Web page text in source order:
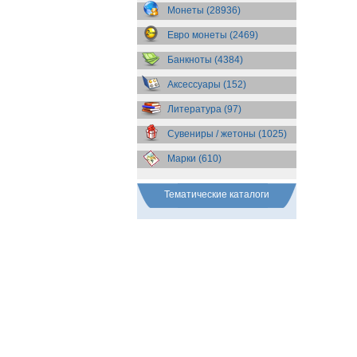
Бразилия(55)
Брит. Антарктические
территории(36)
Брит. Виргинские острова(47)
Брит. Восточная Африка
Брит. Западная Африка(25)
Брит. Ост-Индийская компания
(11)
Брит. территория в Индийском
океане(24)
Бруней(4)
Бурунди(2)
Бутан(10)
Ватикан(85)
Великобритания(308)
Венгрия(179)
Монеты (28936)
Евро монеты (2469)
Банкноты (4384)
Аксессуары (152)
Литература (97)
Сувениры / жетоны (1025)
Марки (610)
Тематические каталоги